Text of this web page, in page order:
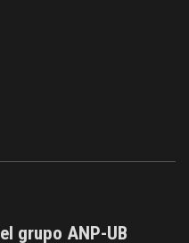
grupo ANP-UB